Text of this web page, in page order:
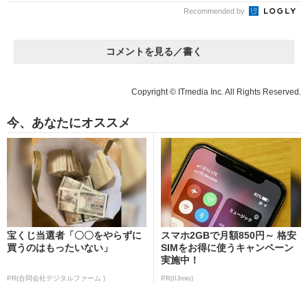
Recommended by
コメントを見る／書く
Copyright © ITmedia Inc. All Rights Reserved.
今、あなたにオススメ
宝くじ当選者「〇〇をやらずに
買うのはもったいない」
PR(合同会社デジタルファーム )
スマホ2GBで月額850円～ 格安
SIMをお得に使うキャンペーン
実施中！
PR(IIJmio)